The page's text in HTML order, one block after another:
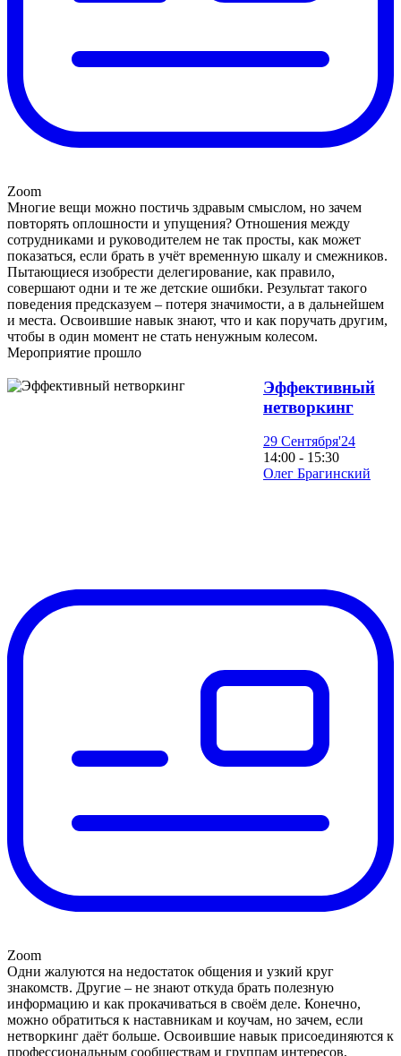
Zoom
Многие вещи можно постичь здравым смыслом, но зачем
повторять оплошности и упущения? Отношения между
сотрудниками и руководителем не так просты, как может
показаться, если брать в учёт временную шкалу и смежников.
Пытающиеся изобрести делегирование, как правило,
совершают одни и те же детские ошибки. Результат такого
поведения предсказуем – потеря значимости, а в дальнейшем
и места. Освоившие навык знают, что и как поручать другим,
чтобы в один момент не стать ненужным колесом.
Мероприятие прошло
Эффективный
нетворкинг
29 Сентября'24
14:00 - 15:30
Олег Брагинский
Zoom
Одни жалуются на недостаток общения и узкий круг
знакомств. Другие – не знают откуда брать полезную
информацию и как прокачиваться в своём деле. Конечно,
можно обратиться к наставникам и коучам, но зачем, если
нетворкинг даёт больше. Освоившие навык присоединяются к
профессиональным сообществам и группам интересов,